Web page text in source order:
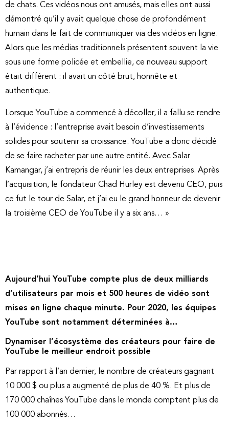
de chats. Ces vidéos nous ont amusés, mais elles ont aussi
démontré qu’il y avait quelque chose de profondément
humain dans le fait de communiquer via des vidéos en ligne.
Alors que les médias traditionnels présentent souvent la vie
sous une forme policée et embellie, ce nouveau support
était différent : il avait un côté brut, honnête et
authentique.
Lorsque YouTube a commencé à décoller, il a fallu se rendre
à l’évidence : l’entreprise avait besoin d’investissements
solides pour soutenir sa croissance. YouTube a donc décidé
de se faire racheter par une autre entité. Avec Salar
Kamangar, j’ai entrepris de réunir les deux entreprises. Après
l’acquisition, le fondateur Chad Hurley est devenu CEO, puis
ce fut le tour de Salar, et j’ai eu le grand honneur de devenir
la troisième CEO de YouTube il y a six ans… »
Aujourd’hui YouTube compte plus de deux milliards
d’utilisateurs par mois et 500 heures de vidéo sont
mises en ligne chaque minute. Pour 2020, les équipes
YouTube sont notamment déterminées à…
Dynamiser l’écosystème des créateurs pour faire de
YouTube le meilleur endroit possible
Par rapport à l’an dernier, le nombre de créateurs gagnant
10 000 $ ou plus a augmenté de plus de 40 %. Et plus de
170 000 chaînes YouTube dans le monde comptent plus de
100 000 abonnés…